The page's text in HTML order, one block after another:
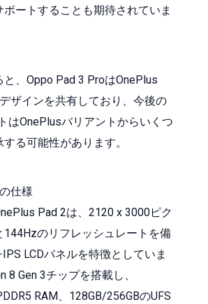
ートすることも期待されていま
、Oppo Pad 3 ProはOnePlus
ザインを共有しており、今後の
はOnePlusバリアントからいくつ
る可能性があります。
仕様
Pad 2は、2120 x 3000ピク
144Hzのリフレッシュレートを備
LCDパネルを特徴としていま
8 Gen 3チップを搭載し、
RAM、128GB/256GBのUFS